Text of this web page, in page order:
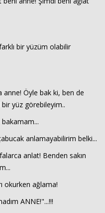
bir yüzüm olabilir
Öyle bak ki, ben de
bir yüz görebileyim..
anlamayabilirim belki...
anlat! Benden sakın
okurken ağlama!
ANNE!"...!!!